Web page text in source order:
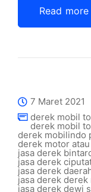
Read more
7 Maret 2021
derek mobil
derek mobil
derek mobilindo
derek motor
jasa derek
jasa derek
jasa derek
jasa derek derek
jasa derek dewi